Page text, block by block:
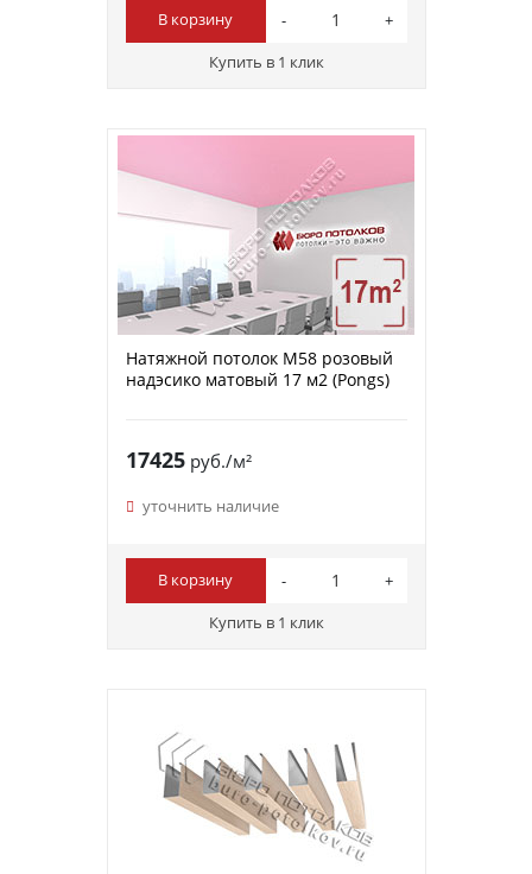
В корзину
Купить в 1 клик
Натяжной потолок M58 розовый
надэсико матовый 17 м2 (Pongs)
17425руб./м²
уточнить наличие
В корзину
Купить в 1 клик